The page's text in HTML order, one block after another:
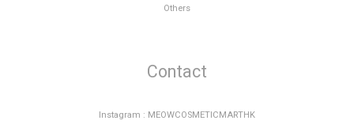
Others
Contact
Instagram : MEOWCOSMETICMARTHK